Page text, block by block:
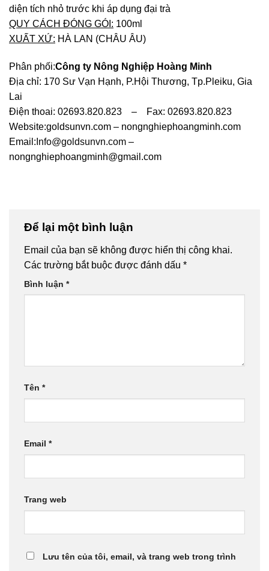
diện tích nhỏ trước khi áp dụng đại trà
QUY CÁCH ĐÓNG GÓI: 100ml
XUẤT XỨ: HÀ LAN (CHÂU ÂU)
Phân phối:Công ty Nông Nghiệp Hoàng Minh
Địa chỉ: 170 Sư Vạn Hạnh, P.Hội Thương, Tp.Pleiku, Gia
Lai
Điện thoai: 02693.820.823 – Fax: 02693.820.823
Website:goldsunvn.com – nongnghiephoangminh.com
Email: Info@goldsunvn.com –
nongnghiephoangminh@gmail.com
Để lại một bình luận
Email của bạn sẽ không được hiển thị công khai.
Các trường bắt buộc được đánh dấu *
Bình luận *
Tên *
Email *
Trang web
Lưu tên của tôi, email, và trang web trong trình